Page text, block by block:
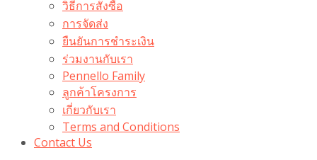
วิธีการสั่งซื้อ
การจัดส่ง
ยืนยันการชำระเงิน
ร่วมงานกับเรา
Pennello Family
ลูกค้าโครงการ
เกี่ยวกับเรา
Terms and Conditions
Contact Us